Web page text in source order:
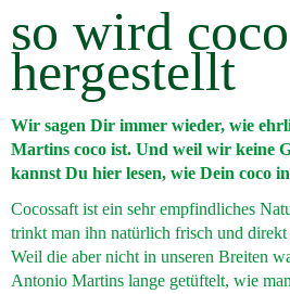
so wird coco
hergestellt
Wir sagen Dir immer wieder, wie
Martins coco ist. Und weil wir keine
kannst Du hier lesen, wie Dein coco
Cocossaft ist ein sehr empfindliches
trinkt man ihn natürlich frisch und direkt
Weil die aber nicht in unseren Breiten
Antonio Martins lange getüftelt, wie